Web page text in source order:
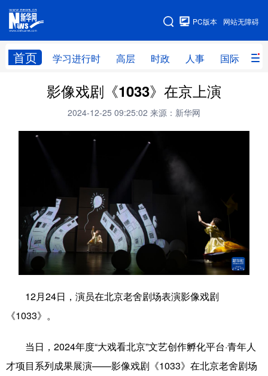
网站无障碍
PC版本
首页 学习进行时 高层 时政 人事 国际 财
网站地图
学习进行时 高层 时政 人事
财经 网评
台湾 思客智库 全球连线
书画
访谈 视频
法律 中央文件 金融 汽车
食品 人居 数字经济
学术中国 乡村振兴 银龄 溯源中国
城市
彩票 娱乐 时尚 悦读
公益 一带一路 亚太网 上市公司
影像戏剧《1033》在京上演
2024-12-25 09:25:02 来源：新华网
12月24日，演员在北京老舍剧场表演影像戏剧
《1033》。
当日，2024年度“大戏看北京”文艺创作孵化平台·青年人
才项目系列成果展演——影像戏剧《1033》在北京老舍剧场